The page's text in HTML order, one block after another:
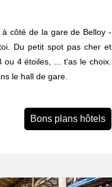
côté de la gare de Belloy -
Du petit spot pas cher et
4 étoiles, ... t'as le choix.
le hall de gare.
Bons plans hôtels